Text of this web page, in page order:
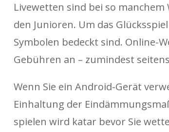
Livewetten sind bei so
den Junioren. Um das
Symbolen bedeckt sind. Online-
Gebühren an – zumindest
Wenn Sie ein Android-Gerät
Einhaltung der
spielen wird katar bevor Sie